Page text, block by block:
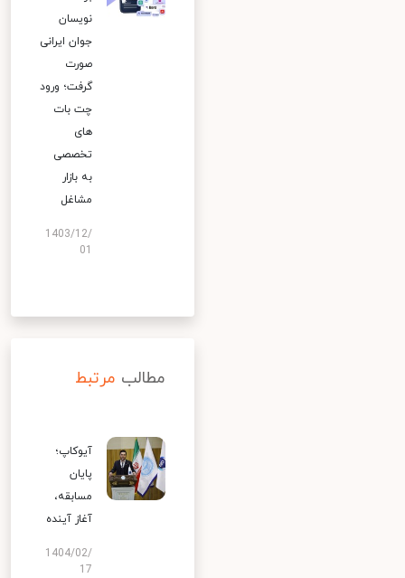
نویسان
جوان ایرانی
صورت
گرفت؛ ورود
چت بات
های
تخصصی
به بازار
مشاغل
1403/12/
مطالب مرتبط
آیوکاپ؛
پایان
مسابقه،
آغاز آینده
1404/02/
17